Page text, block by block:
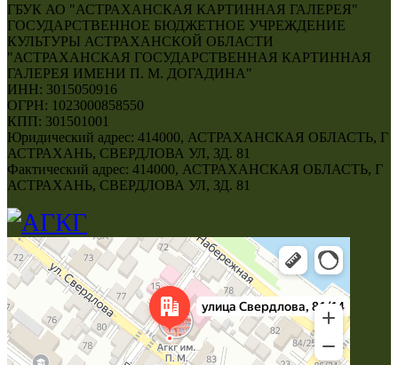
ГБУК АО "АСТРАХАНСКАЯ КАРТИННАЯ ГАЛЕРЕЯ"
ГОСУДАРСТВЕННОЕ БЮДЖЕТНОЕ УЧРЕЖДЕНИЕ
КУЛЬТУРЫ АСТРАХАНСКОЙ ОБЛАСТИ
"АСТРАХАНСКАЯ ГОСУДАРСТВЕННАЯ КАРТИННАЯ
ГАЛЕРЕЯ ИМЕНИ П. М. ДОГАДИНА"
ИНН: 3015050916
ОГРН: 1023000858550
КПП: 301501001
Юридический адрес: 414000, АСТРАХАНСКАЯ ОБЛАСТЬ, Г
АСТРАХАНЬ, СВЕРДЛОВА УЛ, ЗД. 81
Фактический адрес: 414000, АСТРАХАНСКАЯ ОБЛАСТЬ, Г
АСТРАХАНЬ, СВЕРДЛОВА УЛ, ЗД. 81